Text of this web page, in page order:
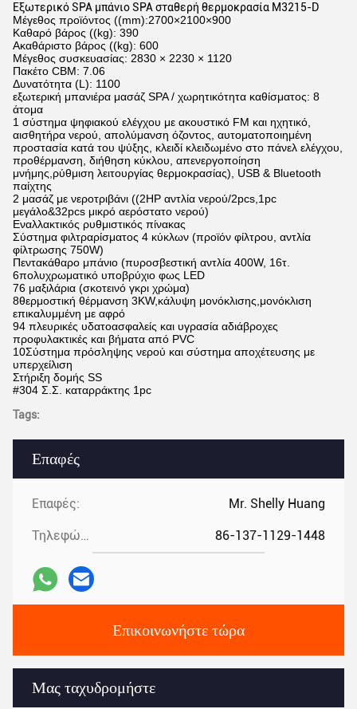
Επαφές
Επαφές: Mr. Shelly Huang
Τηλεφώνημα: 86-137-1129-1448
Επικοινωνήστε τώρα
Μας ταχυδρομήστε
Εξωτερικό SPA μπάνιο SPA σταθερή θερμοκρασία M3215-D
Μέγεθος προϊόντος ((mm):2700×2100×900
Καθαρό βάρος ((kg): 390
Ακαθάριστο βάρος ((kg): 600
Μέγεθος συσκευασίας: 2830 × 2230 × 1120
Πακέτο CBM: 7.06
Δυνατότητα (L): 1100
εξωτερική μπανιέρα μασάζ SPA / χωρητικότητα καθίσματος: 8
άτομα
1 σύστημα ψηφιακού ελέγχου με ακουστικό FM και ηχητικό,
αισθητήρα νερού, απολύμανση όζοντος, αυτοματοποιημένη
προστασία κατά του ψύξης, κλειδί κλειδωμένο στο πάνελ ελέγχου,
προθέρμανση, διήθηση κύκλου, απενεργοποίηση
μνήμης,ρύθμιση λειτουργίας θερμοκρασίας), USB & Bluetooth
παίχτης
2 μασάζ με νεροτριβάνι ((2HP αντλία νερού/2pcs,1pc
μεγάλο&32pcs μικρό αερόστατο νερού)
Εναλλακτικός ρυθμιστικός πίνακας
Σύστημα φιλτραρίσματος 4 κύκλων (προϊόν φίλτρου, αντλία
φίλτρωσης 750W)
Πεντακάθαρο μπάνιο (πυροσβεστική αντλία 400W, 16τ.
6πολυχρωματικό υποβρύχιο φως LED
76 μαξιλάρια (σκοτεινό γκρι χρώμα)
8θερμοστική θέρμανση 3KW,κάλυψη μονόκλισης,μονόκλιση
επικαλυμμένη με αφρό
94 πλευρικές υδατοασφαλείς και υγρασία αδιάβροχες
προφυλακτικές και βήματα από PVC
10Σύστημα πρόσληψης νερού και σύστημα αποχέτευσης με
υπερχείλιση
Στήριξη δομής SS
#304 Σ.Σ. καταρράκτης 1pc
Tags: